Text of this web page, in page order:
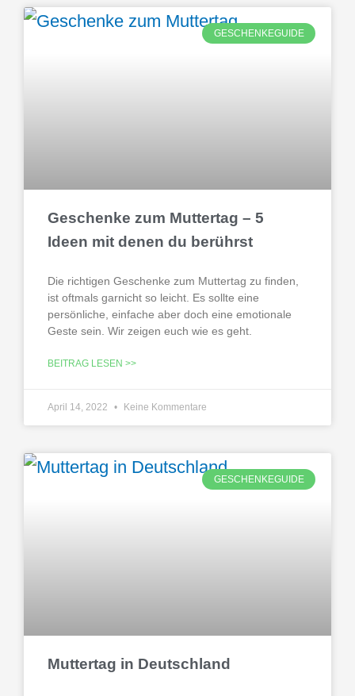
GESCHENKEGUIDE
Geschenke zum Muttertag – 5
Ideen mit denen du berührst
Die richtigen Geschenke zum Muttertag zu finden,
ist oftmals garnicht so leicht. Es sollte eine
persönliche, einfache aber doch eine emotionale
Geste sein. Wir zeigen euch wie es geht.
BEITRAG LESEN >>
April 14, 2022 Keine Kommentare
GESCHENKEGUIDE
Muttertag in Deutschland